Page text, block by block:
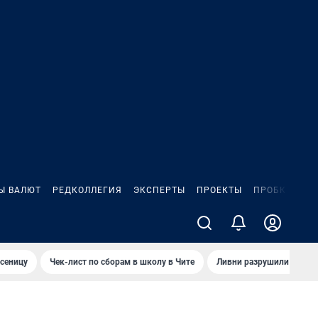
ВАЛЮТ РЕДКОЛЛЕГИЯ ЭКСПЕРТЫ ПРОЕКТЫ ПРОБКИ
Чек-лист по сборам в школу в Чите Ливни разрушили